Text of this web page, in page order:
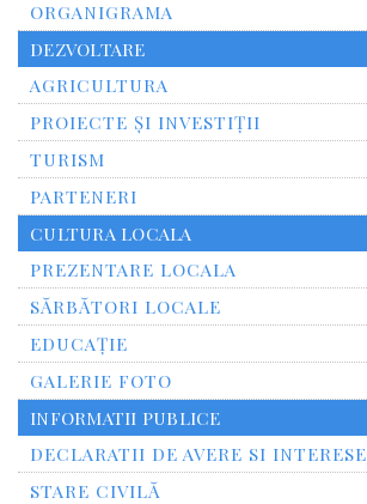
ORGANIGRAMA
DEZVOLTARE
AGRICULTURA
PROIECTE ȘI INVESTIȚII
TURISM
PARTENERI
CULTURA LOCALA
PREZENTARE LOCALA
SĂRBĂTORI LOCALE
EDUCAȚIE
GALERIE FOTO
INFORMATII PUBLICE
DECLARATII DE AVERE SI INTERESE
STARE CIVILĂ